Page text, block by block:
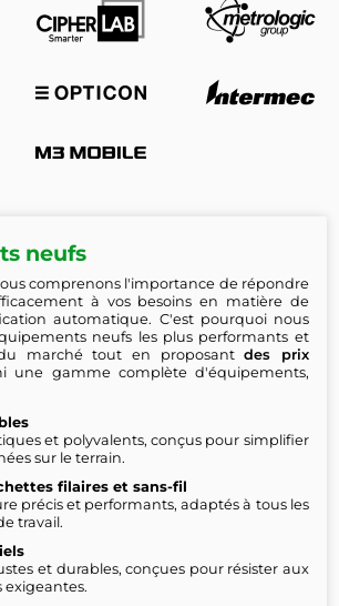
neufs
comprenons l'importance de répondre
à vos besoins en matière de
automatique. C'est pourquoi nous
neufs les plus performants et
marché tout en proposantdes prix
une gamme complète d'équipements,
et polyvalents, conçus pour simplifier
sur le terrain.
filaires et sans-fil
précis et performants, adaptés à tous les
travail.
et durables, conçues pour résister aux
exigeantes.